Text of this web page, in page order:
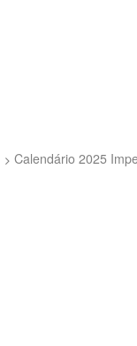
Calendário 2025